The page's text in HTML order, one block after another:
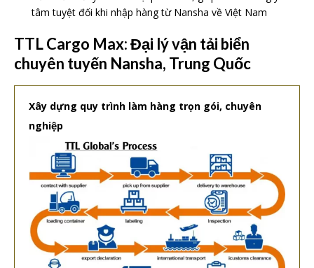
tâm tuyệt đối khi nhập hàng từ Nansha về Việt Nam
TTL Cargo Max: Đại lý vận tải biển
chuyên tuyến Nansha, Trung Quốc
Xây dựng quy trình làm hàng trọn gói, chuyên
nghiệp